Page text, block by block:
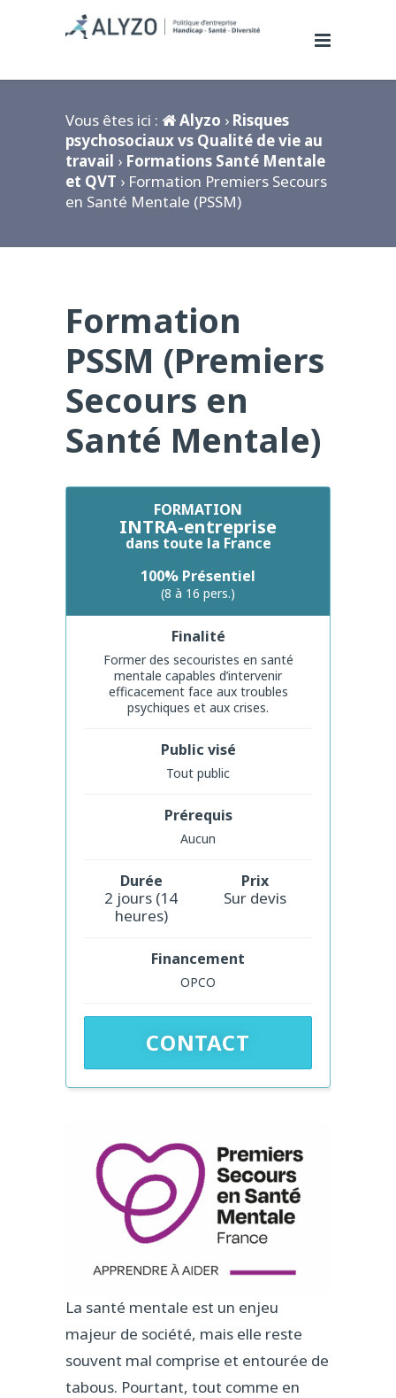
Vous êtes ici : Alyzo › Risques
psychosociaux vs Qualité de vie au
travail › Formations Santé Mentale
et QVT › Formation Premiers Secours
en Santé Mentale (PSSM)
Formation
PSSM (Premiers
Secours en
Santé Mentale)
FORMATION
INTRA-entreprise
dans toute la France
100% Présentiel
(8 à 16 pers.)
Finalité
Former des secouristes en santé
mentale capables d’intervenir
efficacement face aux troubles
psychiques et aux crises.
Public visé
Tout public
Prérequis
Aucun
Durée
2 jours (14
heures)
Prix
Sur devis
Financement
OPCO
CONTACT
La santé mentale est un enjeu
majeur de société, mais elle reste
souvent mal comprise et entourée de
tabous. Pourtant, tout comme en